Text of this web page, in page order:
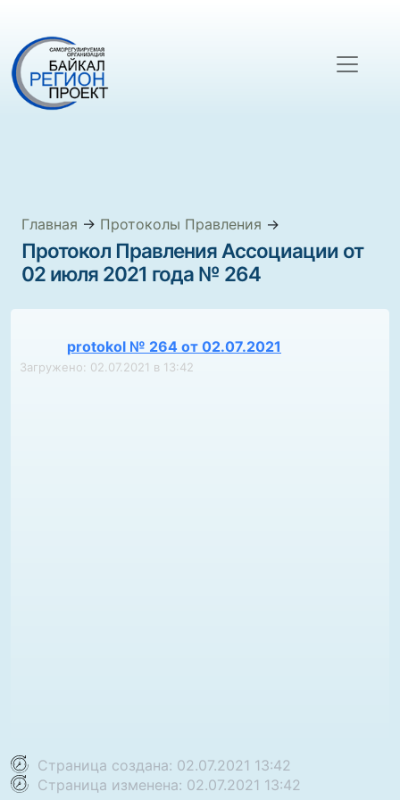
Главная → Протоколы Правления →
Протокол Правления Ассоциации от
02 июля 2021 года № 264
protokol № 264 от 02.07.2021
Загружено: 02.07.2021 в 13:42
Страница создана: 02.07.2021 13:42
Страница изменена: 02.07.2021 13:42